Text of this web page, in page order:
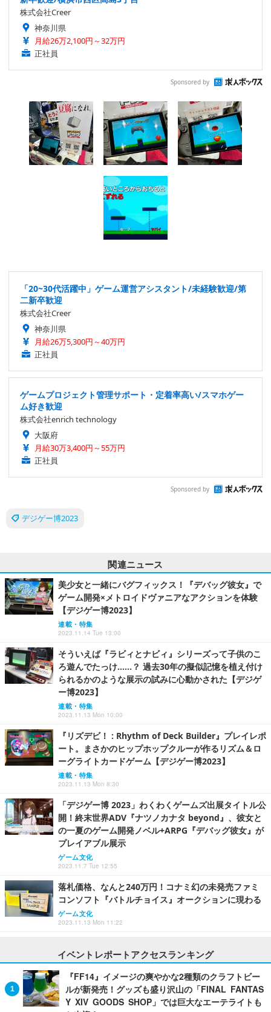
株式会社Creer
神奈川県
月給26万2,100円～32万円
正社員
Sponsored by
「20~30代活躍中」ゲーム運営アシスタント/未経験歓迎/第
二新卒歓迎
株式会社Creer
神奈川県
月給26万5,300円～40万円
正社員
ゲームプロジェクト管理サポート・定着率高い/スマホゲー
ム好き歓迎
株式会社enrich technology
大阪府
月給30万3,400円～55万円
正社員
Sponsored by
デジゲー博2023
関連ニュース
美少女と一緒にバグフィックス！『デバッグ彼女』で
ゲーム開発×メトロイドヴァニアなアクションを体験
【デジゲー博2023】
連載・特集
2023.11.14 Tue 13:00
そういえば『ラビィとナビィ』シリーズって子供のこ
ろ遊んでたっけ……？ 過去30年の擬似記憶を植え付け
られるかのような展示の試みに心動かされた【デジゲ
ー博2023】
連載・特集
2023.11.13 Mon 10:00
『リズデビ！ : Rhythm of Deck Builder』プレイレポ
ート。まさかのヒップホップクルーが作るリズム＆ロ
ーグライトカードゲーム【デジゲー博2023】
連載・特集
2023.11.13 Mon 8:30
「デジゲー博 2023」わくわくゲームズ出展タイトル公
開！終末世界ADV『ナツノカナタ beyond』、彼女と
の一夏のゲーム開発ノベル+ARPG『デバッグ彼女』が
プレイアブル展示
ゲーム文化
2023.11.7 Tue 12:55
落札価格、なんと240万円！コナミ幻の未発売ファミ
コンソフト『バトルチョイス』オークションに現わる
ゲーム文化
2023.11.13 Mon 11:22
イベントレポートアクセスランキング
『FF14』イメージの爽やかな2種類のクラフトビー
ルが新発売！グッズも盛り沢山の「FINAL FANTAS
Y XIV GOODS SHOP」では巨大なエーテライトも